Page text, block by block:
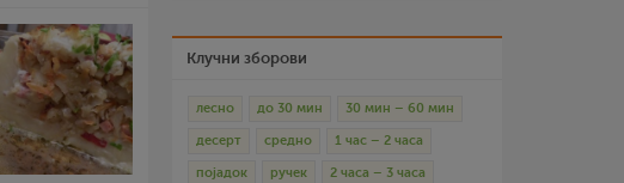
Клучни зборови
лесно до 30 мин 30 мин – 60 мин
десерт средно 1 час – 2 часа
појадок ручек 2 часа – 3 часа